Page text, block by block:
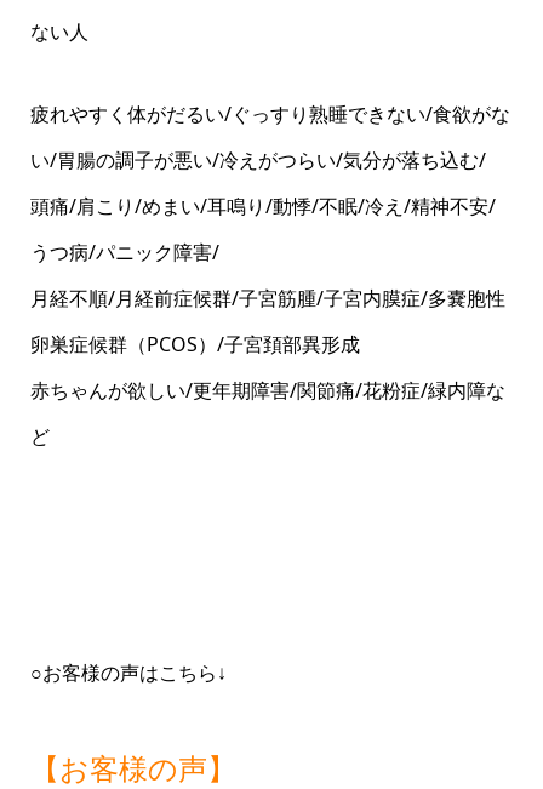
ない人
疲れやすく体がだるい/ぐっすり熟睡できない/食欲がな
い/胃腸の調子が悪い/冷えがつらい/気分が落ち込む/
頭痛/肩こり/めまい/耳鳴り/動悸/不眠/冷え/精神不安/
うつ病/パニック障害/
月経不順/月経前症候群/子宮筋腫/子宮内膜症/多嚢胞性
卵巣症候群（PCOS）/子宮頚部異形成
赤ちゃんが欲しい/更年期障害/関節痛/花粉症/緑内障な
ど
○お客様の声はこちら↓
【お客様の声】